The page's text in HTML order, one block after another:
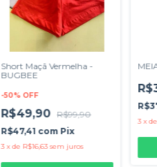
Short Maçã Vermelha -
BUGBEE
-50% OFF
R$49,90 R$99,90
R$47,41 com Pix
3 xde R$16,63 sem juros
3 x